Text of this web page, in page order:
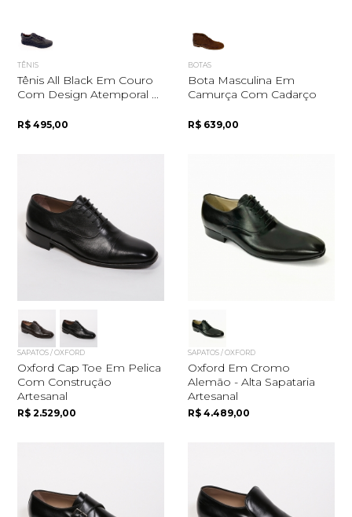
TÊNIS
Tênis All Black Em Couro
Com Design Atemporal ...
R$ 495,00
BOTAS
Bota Masculina Em
Camurça Com Cadarço
R$ 639,00
SAPATOS / OXFORD
Oxford Cap Toe Em Pelica
Com Construção
Artesanal
R$ 2.529,00
SAPATOS / OXFORD
Oxford Em Cromo
Alemão - Alta Sapataria
Artesanal
R$ 4.489,00